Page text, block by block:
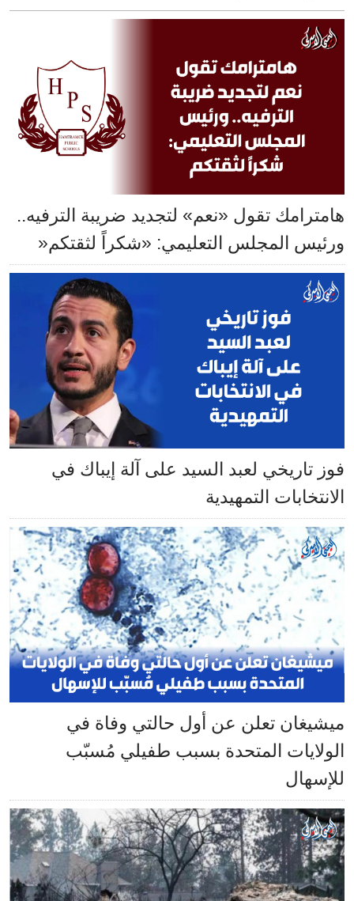
هامترامك تقول «نعم» لتجديد ضريبة الترفيه..
ورئيس المجلس التعليمي: «شكراً لثقتكم«
فوز تاريخي لعبد السيد على آلة إيباك في
الانتخابات التمهيدية
ميشيغان تعلن عن أول حالتي وفاة في
الولايات المتحدة بسبب طفيلي مُسبّب
للإسهال